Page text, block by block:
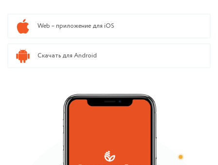
Web – приложение для iOS
Скачать для Android